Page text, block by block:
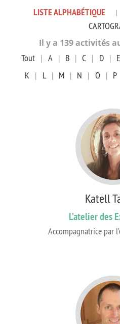
LISTE ALPHABÉTIQUE |
Il y a 139 activités
Tout | A | B | C | D | E
K | L | M | N | O | P
Katell
L’atelier des
Accompagnatrice par